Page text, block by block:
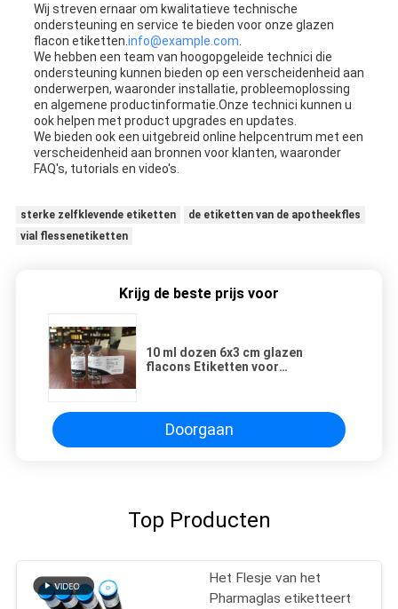
Wij streven ernaar om kwalitatieve technische
ondersteuning en service te bieden voor onze glazen
flacon etiketten. info@example.com
We hebben een team van hoogopgeleide technici die
ondersteuning kunnen bieden op een verscheidenheid aan
onderwerpen, waaronder installatie, probleemoplossing
en algemene productinformatie.Onze technici kunnen u
ook helpen met product upgrades en updates.
We bieden ook een uitgebreid online helpcentrum met een
verscheidenheid aan bronnen voor klanten, waaronder
FAQ's, tutorials en video's.
sterke zelfklevende etiketten
de etiketten van de apotheekfles
vial flessenetiketten
Krijg de beste prijs voor
10 ml dozen 6x3 cm glazen
flacons Etiketten voor
Doorgaan
Top Producten
Het Flesje van het
Pharmaglas etiketteert